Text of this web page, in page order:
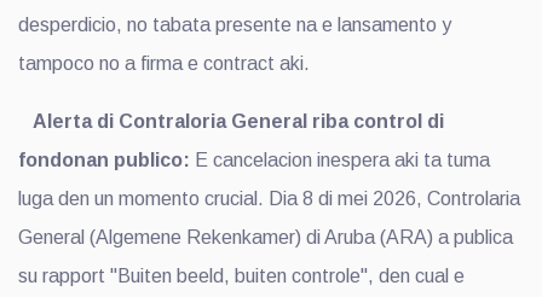
desperdicio, no tabata presente na e lansamento y
tampoco no a firma e contract aki.
Alerta di Contraloria General riba control di
fondonan publico: E cancelacion inespera aki ta tuma
luga den un momento crucial. Dia 8 di mei 2026, Controlaria
General (Algemene Rekenkamer) di Aruba (ARA) a publica
su rapport "Buiten beeld, buiten controle", den cual e